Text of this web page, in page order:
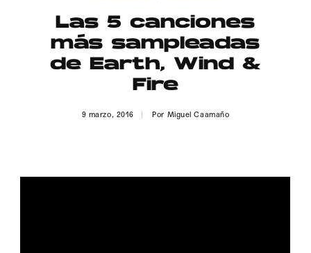
Contacto
Aviso Legal
Las 5 canciones
más sampleadas
de Earth, Wind &
Fire
9 marzo, 2016 Por Miguel Caamaño